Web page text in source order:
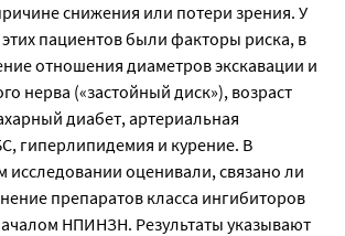
снижения или потери зрения. У
пациентов были факторы риска, в
отношения диаметров экскавации и
нерва («застойный диск»), возраст
диабет, артериальная
гиперлипидемия и курение. В
исследовании оценивали, связано ли
препаратов класса ингибиторов
НПИНЗН. Результаты указывают